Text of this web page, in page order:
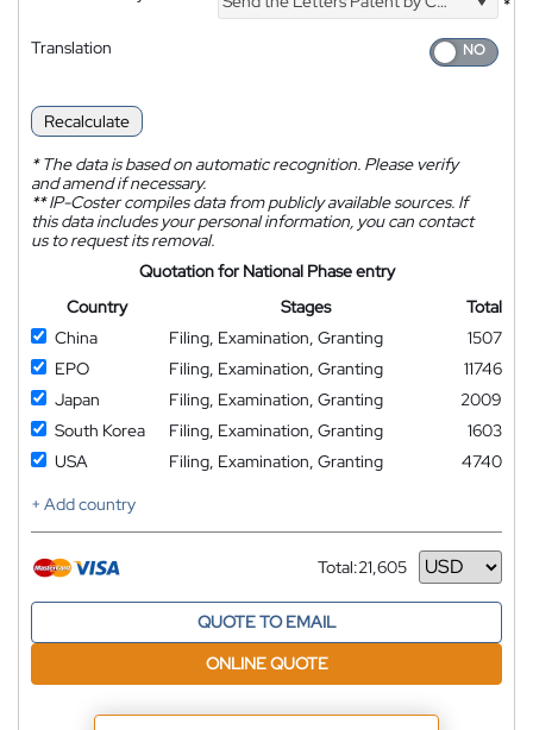
*
Translation
Recalculate
*The data is based on automatic recognition. Please verify
and amend if necessary.
**IP-Coster compiles data from publicly available sources. If
this data includes your personal information, you can contact
us to request its removal.
Quotation for National Phase entry
Country
Stages
Total
China
Filing, Examination, Granting
1507
EPO
Filing, Examination, Granting
11746
Japan
Filing, Examination, Granting
2009
South Korea
Filing, Examination, Granting
1603
USA
Filing, Examination, Granting
4740
+ Add country
Total:21,605
Currency
QUOTE TO EMAIL
ONLINE QUOTE